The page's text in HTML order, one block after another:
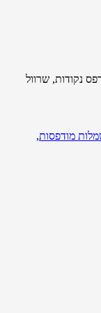
נקודות, שרוול
מודפסות,